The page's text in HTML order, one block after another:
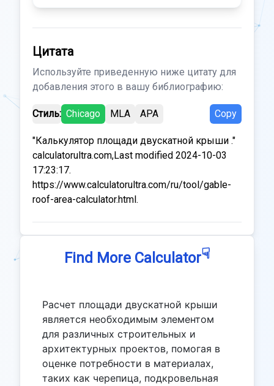
Цитата
Используйте приведенную ниже цитату для
добавления этого в вашу библиографию:
Стиль: Chicago MLA APA Copy
"Калькулятор площади двускатной крыши ."
calculatorultra.com,Last modified 2024-10-03
17:23:17.
https://www.calculatorultra.com/ru/tool/gable-
roof-area-calculator.html.
Find More Calculator☟
Расчет площади двускатной крыши
является необходимым элементом
для различных строительных и
архитектурных проектов, помогая в
оценке потребности в материалах,
таких как черепица, подкровельная